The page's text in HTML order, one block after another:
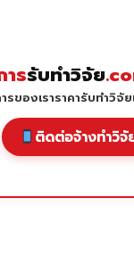
ารรับทำวิจัย
รของเราราคารับทำวิจัย
ติดต่อจ้างทำวิจั